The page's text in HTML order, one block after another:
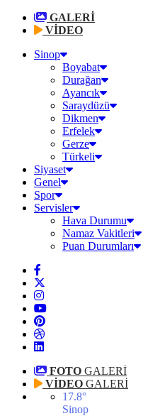
GALERİ
VİDEO
Sinop
Boyabat
Durağan
Ayancık
Saraydüzü
Dikmen
Erfelek
Gerze
Türkeli
Siyaset
Genel
Spor
Servisler
Hava Durumu
Namaz Vakitleri
Puan Durumları
FOTO GALERİ
VİDEO GALERİ
17.8°
Sinop